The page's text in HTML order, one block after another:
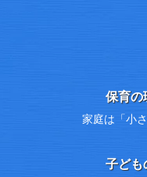
保育の
家庭は「小
子ども